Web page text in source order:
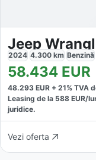
2024 4.300 km Benzină
58.434 EUR
48.293 EUR + 21% TVA
Leasing de la 588 EUR/
juridice.
Vezi oferta